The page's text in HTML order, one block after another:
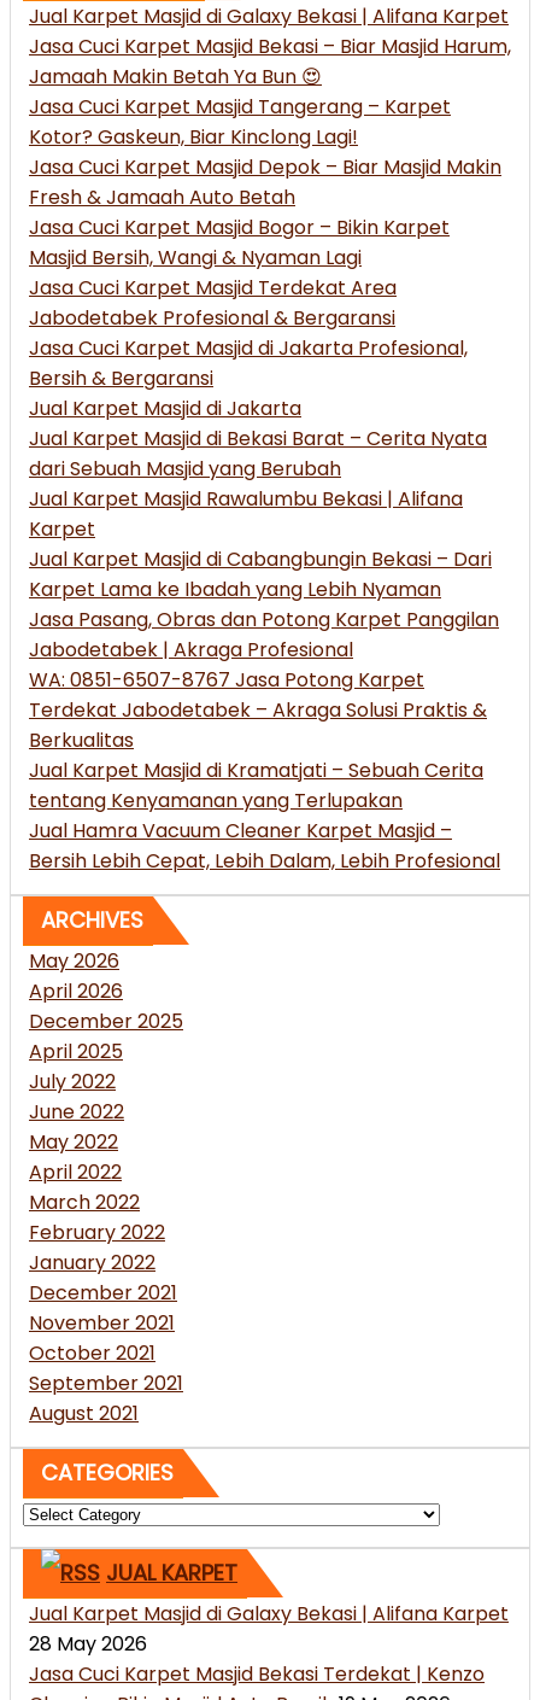
Jual Karpet Masjid di Galaxy Bekasi | Alifana Karpet
Jasa Cuci Karpet Masjid Bekasi – Biar Masjid Harum,
Jamaah Makin Betah Ya Bun 😍
Jasa Cuci Karpet Masjid Tangerang – Karpet
Kotor? Gaskeun, Biar Kinclong Lagi!
Jasa Cuci Karpet Masjid Depok – Biar Masjid Makin
Fresh & Jamaah Auto Betah
Jasa Cuci Karpet Masjid Bogor – Bikin Karpet
Masjid Bersih, Wangi & Nyaman Lagi
Jasa Cuci Karpet Masjid Terdekat Area
Jabodetabek Profesional & Bergaransi
Jasa Cuci Karpet Masjid di Jakarta Profesional,
Bersih & Bergaransi
Jual Karpet Masjid di Jakarta
Jual Karpet Masjid di Bekasi Barat – Cerita Nyata
dari Sebuah Masjid yang Berubah
Jual Karpet Masjid Rawalumbu Bekasi | Alifana
Karpet
Jual Karpet Masjid di Cabangbungin Bekasi – Dari
Karpet Lama ke Ibadah yang Lebih Nyaman
Jasa Pasang, Obras dan Potong Karpet Panggilan
Jabodetabek | Akraga Profesional
WA: 0851-6507-8767 Jasa Potong Karpet
Terdekat Jabodetabek – Akraga Solusi Praktis &
Berkualitas
Jual Karpet Masjid di Kramatjati – Sebuah Cerita
tentang Kenyamanan yang Terlupakan
Jual Hamra Vacuum Cleaner Karpet Masjid –
Bersih Lebih Cepat, Lebih Dalam, Lebih Profesional
ARCHIVES
May 2026
April 2026
December 2025
April 2025
July 2022
June 2022
May 2022
April 2022
March 2022
February 2022
January 2022
December 2021
November 2021
October 2021
September 2021
August 2021
CATEGORIES
Categories
JUAL KARPET
Jual Karpet Masjid di Galaxy Bekasi | Alifana Karpet
28 May 2026
Jasa Cuci Karpet Masjid Bekasi Terdekat | Kenzo